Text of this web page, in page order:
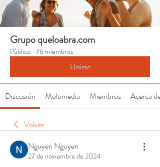
Grupo queloabra.com
Público · 76 miembros
Unirse
Discusión Multimedia Miembros Acerca de
Volver
Nguyen Nguyen
27 de noviembre de 2024